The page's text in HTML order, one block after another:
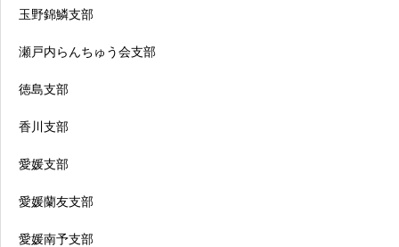
玉野錦鱗支部
瀬戸内らんちゅう会支部
徳島支部
香川支部
愛媛支部
愛媛蘭友支部
愛媛南予支部